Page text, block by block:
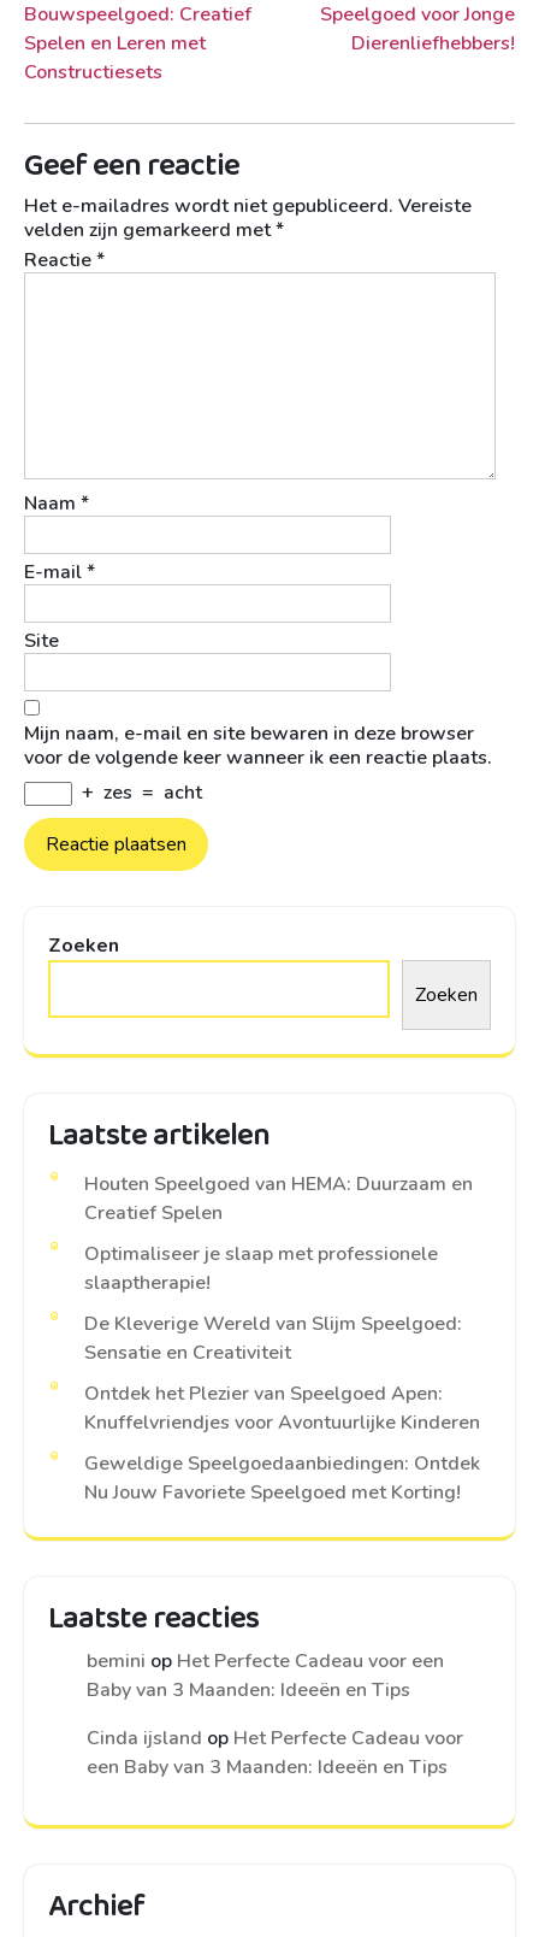
Bouwspeelgoed: Creatief
Spelen en Leren met
Constructiesets
Speelgoed voor Jonge
Dierenliefhebbers!
Geef een reactie
Het e-mailadres wordt niet gepubliceerd. Vereiste
velden zijn gemarkeerd met*
Reactie*
Naam *
E-mail*
Site
Mijn naam, e-mail en site bewaren in deze browser
voor de volgende keer wanneer ik een reactie plaats.
+ zes = acht
Zoeken
Zoeken
Laatste artikelen
Houten Speelgoed van HEMA: Duurzaam en
Creatief Spelen
Optimaliseer je slaap met professionele
slaaptherapie!
De Kleverige Wereld van Slijm Speelgoed:
Sensatie en Creativiteit
Ontdek het Plezier van Speelgoed Apen:
Knuffelvriendjes voor Avontuurlijke Kinderen
Geweldige Speelgoedaanbiedingen: Ontdek
Nu Jouw Favoriete Speelgoed met Korting!
Laatste reacties
bemini op Het Perfecte Cadeau voor een
Baby van 3 Maanden: Ideeën en Tips
Cinda ijsland op Het Perfecte Cadeau voor
een Baby van 3 Maanden: Ideeën en Tips
Archief